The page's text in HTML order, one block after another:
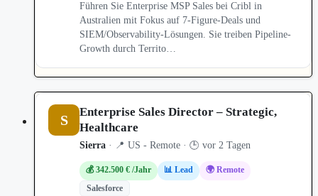
Führen Sie Enterprise MSP Sales bei Cribl in
Australien mit Fokus auf 7-Figure-Deals und
SIEM/Observability-Lösungen. Sie treiben Pipeline-
Growth durch Territo…
S
Enterprise Sales Director – Strategic,
Healthcare
Sierra · 📍 US - Remote · 🕒 vor 2 Tagen
💰 342.500 € /Jahr 📊 Lead
🌍 Remote
Salesforce